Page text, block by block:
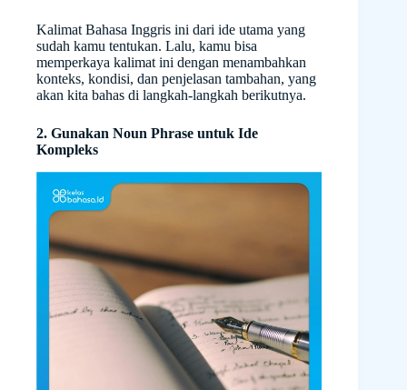
Kalimat Bahasa Inggris ini dari ide utama yang
sudah kamu tentukan. Lalu, kamu bisa
memperkaya kalimat ini dengan menambahkan
konteks, kondisi, dan penjelasan tambahan, yang
akan kita bahas di langkah-langkah berikutnya.
2. Gunakan Noun Phrase untuk Ide
Kompleks